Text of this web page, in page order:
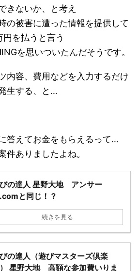
きないか、と考え
の被害に遭った情報を提供して
を払うと言う
を思いついたんだそうです。
内容、費用などを入力するだけ
生する、と…
答えてお金をもらえるって…
件ありましたよね。
の達人 星野大地 アンサー
と同じ！？
続きを見る
の達人（遊びマスターズ倶楽
星野大地 高額な参加費いりま